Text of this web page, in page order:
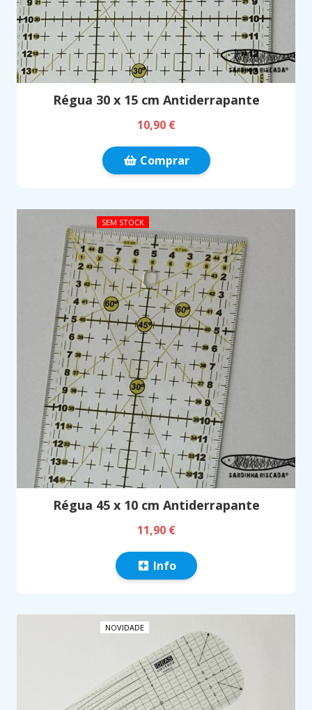
Régua 30 x 15 cm Antiderrapante
10,90 €
Comprar
SEM STOCK
Régua 45 x 10 cm Antiderrapante
11,90 €
Info
NOVIDADE